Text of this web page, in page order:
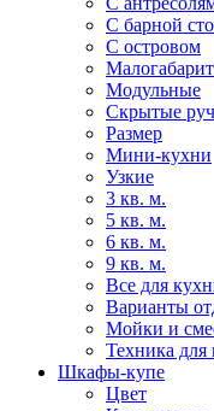
С барной
С островом
Модульные
Скрытые
Размер
Мини-кухни
Узкие
3 кв. м.
5 кв. м.
6 кв. м.
9 кв. м.
Все для
Варианты
Мойки и
Техника для
Шкафы-купе
Цвет